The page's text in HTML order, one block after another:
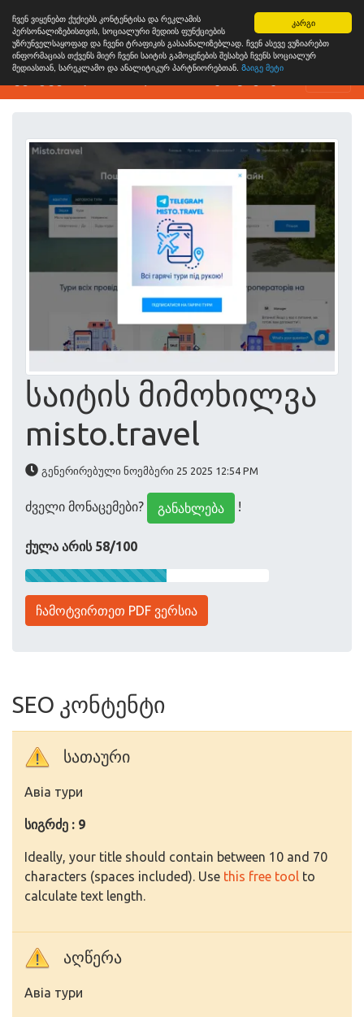
კარგი
ჩვენ ვიყენებთ ქუქიებს კონტენტისა და რეკლამის
პერსონალიზებისთვის, სოციალური მედიის ფუნქციების
უზრუნველსაყოფად და ჩვენი ტრაფიკის გასაანალიზებლად. ჩვენ ასევე ვუზიარებთ
ინფორმაციას თქვენს მიერ ჩვენი საიტის გამოყენების შესახებ ჩვენს სოციალურ
მედიასთან, სარეკლამო და ანალიტიკურ პარტნიორებთან. Გაიგე მეტი
ვებგვერდის ანალიზის ინსტრუმენტი
საიტის მიმოხილვა
misto.travel
გენერირებული ნოემბერი 25 2025 12:54 PM
ძველი მონაცემები? განახლება !
ქულა არის 58/100
ჩამოტვირთეთ PDF ვერსია
SEO კონტენტი
სათაური
Авіа тури
სიგრძე : 9
Ideally, your title should contain between 10 and 70
characters (spaces included). Use this free tool to
calculate text length.
აღწერა
Авіа тури